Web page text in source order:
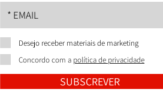
Desejo receber materiais de marketing
Concordo com a política de privacidade
SUBSCREVER